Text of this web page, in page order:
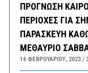
ΠΡΟΓΝΩΣΗ
ΠΕΡΙΟΧΕΣ ΓΙΑ
ΠΑΡΑΣΚΕΥΗ
ΜΕΘΑΥΡΙΟ
16 ΦΕΒΡΟΥΑΡΊΟΥ, 2023